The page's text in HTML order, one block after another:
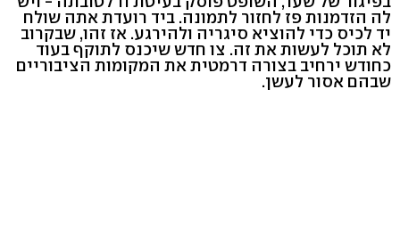
לה הזדמנות פז לחזור לתמונה. ביד רועדת אתה שולח
יד לכיס כדי להוציא סיגריה ולהירגע. אז זהו, שבקרוב
לא תוכל לעשות את זה. צו חדש שיכנס לתוקף בעוד
כחודש ירחיב בצורה דרמטית את המקומות הציבוריים
שבהם אסור לעשן.